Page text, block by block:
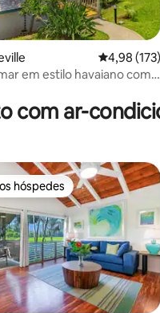
de 5, 123 avaliações
4,98 de
4,98 (173)
em estilo havaiano com
com ar-
hóspedes
hóspedes